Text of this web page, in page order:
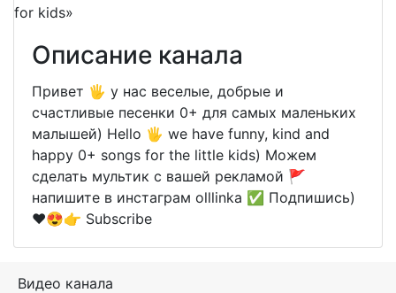
Описание канала
Привет 🖐 у нас веселые, добрые и
счастливые песенки 0+ для самых маленьких
малышей) Hello 🖐 we have funny, kind and
happy 0+ songs for the little kids) Можем
сделать мультик с вашей рекламой 🚩
напишите в инстаграм olllinka ✅ Подпишись)
❤️😍👉 Subscribe
Видео канала